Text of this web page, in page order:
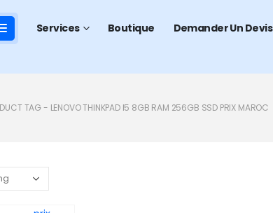
Services Boutique Demander Un Devis
TAG - LENOVO THINKPAD I5 8GB RAM 256GB SSD PRIX MAROC